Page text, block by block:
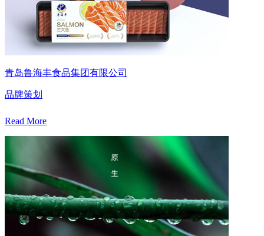
青岛鲁海丰食品集团有限公司
品牌策划
Read More